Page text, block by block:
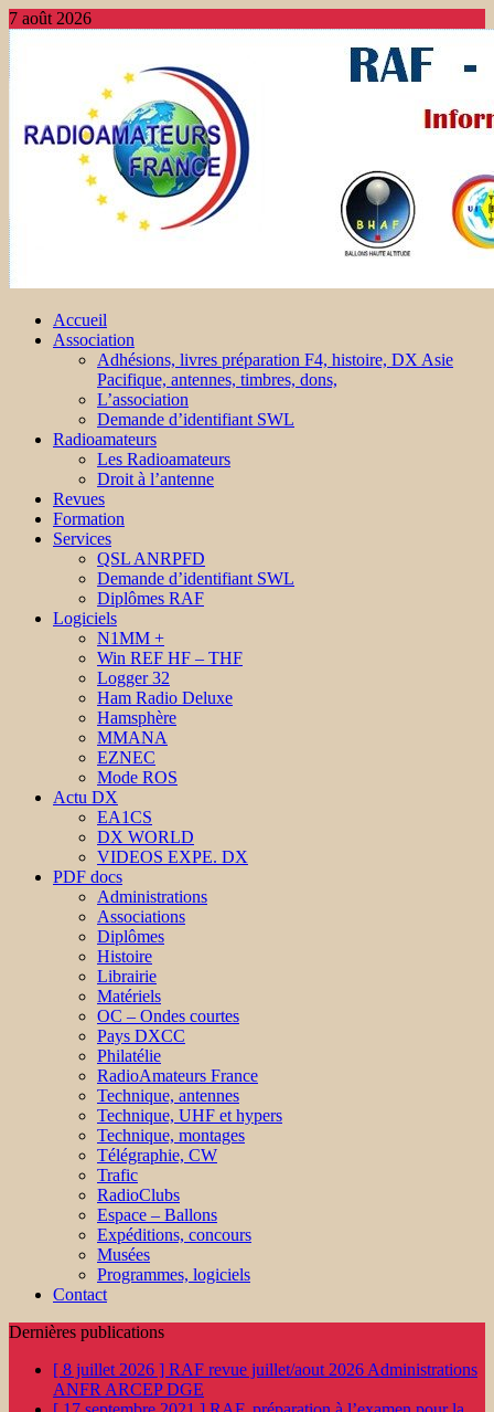
7 août 2026
Accueil
Association
Adhésions, livres préparation F4, histoire, DX Asie
Pacifique, antennes, timbres, dons,
L’association
Demande d’identifiant SWL
Radioamateurs
Les Radioamateurs
Droit à l’antenne
Revues
Formation
Services
QSL ANRPFD
Demande d’identifiant SWL
Diplômes RAF
Logiciels
N1MM +
Win REF HF – THF
Logger 32
Ham Radio Deluxe
Hamsphère
MMANA
EZNEC
Mode ROS
Actu DX
EA1CS
DX WORLD
VIDEOS EXPE. DX
PDF docs
Administrations
Associations
Diplômes
Histoire
Librairie
Matériels
OC – Ondes courtes
Pays DXCC
Philatélie
RadioAmateurs France
Technique, antennes
Technique, UHF et hypers
Technique, montages
Télégraphie, CW
Trafic
RadioClubs
Espace – Ballons
Expéditions, concours
Musées
Programmes, logiciels
Contact
Dernières publications
[ 8 juillet 2026 ] RAF revue juillet/aout 2026 Administrations
ANFR ARCEP DGE